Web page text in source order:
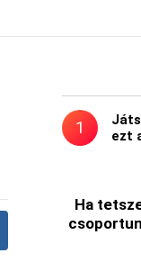
ezt
Ha